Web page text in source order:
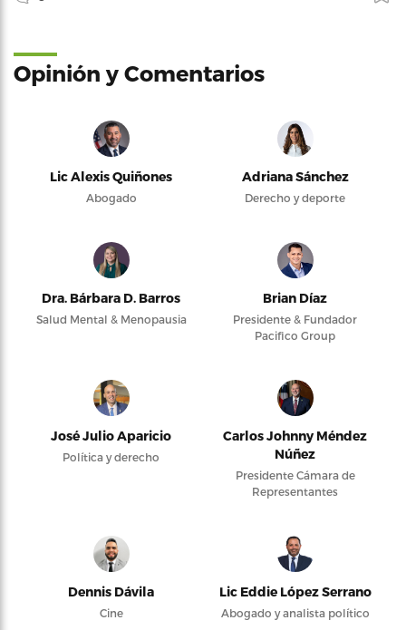
Opinión y Comentarios
Lic Alexis Quiñones
Abogado
Adriana Sánchez
Derecho y deporte
Dra. Bárbara D. Barros
Salud Mental & Menopausia
Brian Díaz
Presidente & Fundador
Pacifico Group
José Julio Aparicio
Política y derecho
Carlos Johnny Méndez
Núñez
Presidente Cámara de
Representantes
Dennis Dávila
Cine
Lic Eddie López Serrano
Abogado y analista político